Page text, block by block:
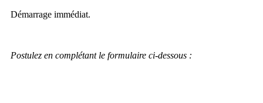
Démarrage immédiat.
Postulez en complétant le formulaire ci-dessous :